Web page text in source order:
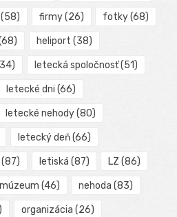
firmy(26) fotky(68)
heliport (38)
letecká spoločnosť(51)
letecké dni (66)
letecké nehody(80)
letecký deň(66)
(87) letiská (87) LZ (86)
múzeum (46) nehoda (83)
organizácia (26)